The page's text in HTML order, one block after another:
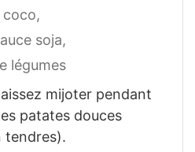
coco,
soja,
légumes
mijoter pendant
patates douces
tendres).